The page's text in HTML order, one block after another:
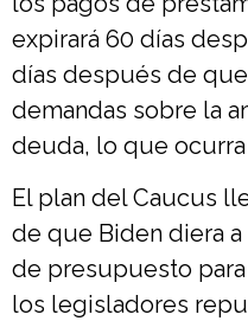
expirará 60 días
días después de
demandas sobre la
deuda, lo que
El plan del Caucus
de que Biden diera
de presupuesto
los legisladores